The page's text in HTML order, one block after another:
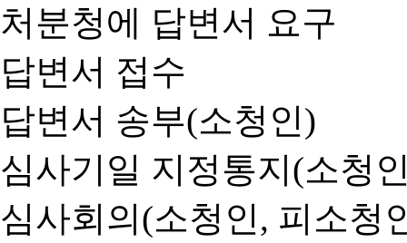
처분청에 답변서 요구
답변서 접수
답변서 송부(소청인)
심사기일 지정통지(소청
심사회의(소청인, 피소청